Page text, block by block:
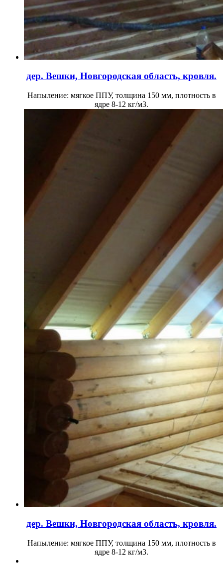
дер. Вешки, Новгородская область, кровля.
Напыление: мягкое ППУ, толщина 150 мм, плотность в
ядре 8-12 кг/м3.
дер. Вешки, Новгородская область, кровля.
Напыление: мягкое ППУ, толщина 150 мм, плотность в
ядре 8-12 кг/м3.